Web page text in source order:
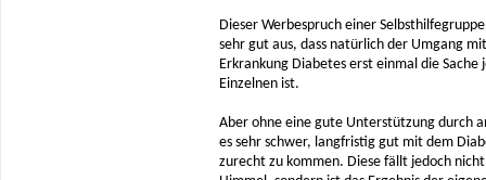
Dieser Werbespruch einer
sehr gut aus, dass natürlich der Umgang
Erkrankung Diabetes erst einmal die Sache
Einzelnen ist.
Aber ohne eine gute Unterstützung durch
es sehr schwer, langfristig gut mit dem
zurecht zu kommen. Diese fällt jedoch